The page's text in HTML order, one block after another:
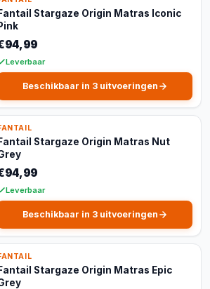
Fantail Stargaze Origin Matras Iconic
Pink
Leverbaar
Beschikbaar in 3 uitvoeringen
Fantail Stargaze Origin Matras Nut
Leverbaar
Beschikbaar in 3 uitvoeringen
Fantail Stargaze Origin Matras Epic